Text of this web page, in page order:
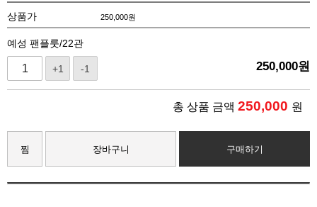
상품가 250,000원
예성 팬플룻/22관
+1 -1 250,000원
총 상품 금액 250,000 원
찜 장바구니 구매하기